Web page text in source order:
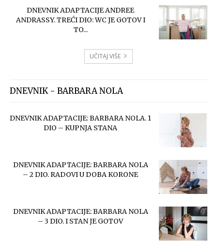
DNEVNIK ADAPTACIJE ANDREE
ANDRASSY. TREĆI DIO: WC JE GOTOV I
TO...
UČITAJ VIŠE
DNEVNIK - BARBARA NOLA
DNEVNIK ADAPTACIJE: BARBARA NOLA. 1
DIO – KUPNJA STANA
DNEVNIK ADAPTACIJE: BARBARA NOLA
– 2 DIO. RADOVI U DOBA KORONE
DNEVNIK ADAPTACIJE: BARBARA NOLA
– 3 DIO. I STAN JE GOTOV